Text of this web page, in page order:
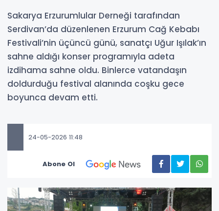
Sakarya Erzurumlular Derneği tarafından
Serdivan’da düzenlenen Erzurum Cağ Kebabı
Festivali’nin üçüncü günü, sanatçı Uğur Işılak’ın
sahne aldığı konser programıyla adeta
izdihama sahne oldu. Binlerce vatandaşın
doldurduğu festival alanında coşku gece
boyunca devam etti.
24-05-2026 11:48
Abone Ol